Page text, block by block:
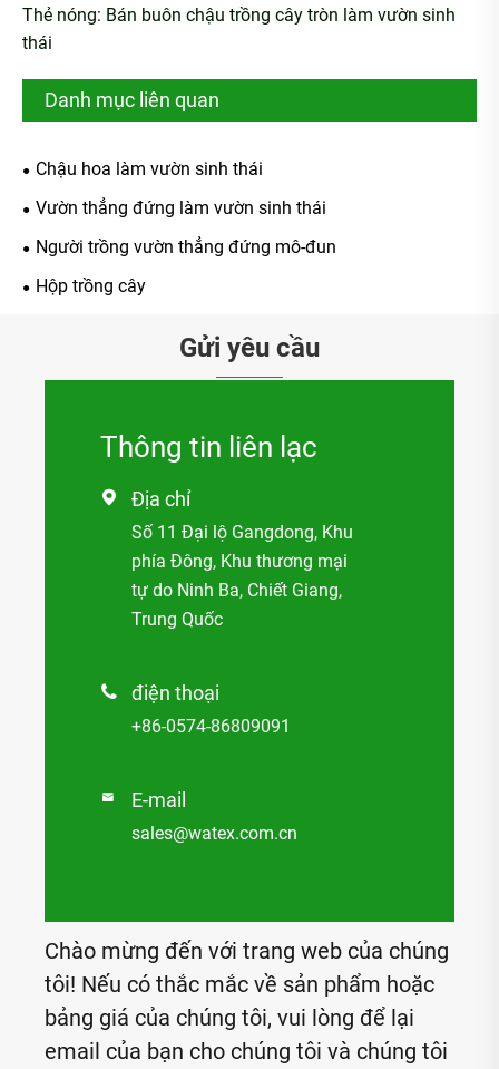
Thẻ nóng: Bán buôn chậu trồng cây tròn làm vườn sinh
thái
Danh mục liên quan
Chậu hoa làm vườn sinh thái
Vườn thẳng đứng làm vườn sinh thái
Người trồng vườn thẳng đứng mô-đun
Hộp trồng cây
Gửi yêu cầu
Thông tin liên lạc
 Địa chỉ
Số 11 Đại lộ Gangdong, Khu
phía Đông, Khu thương mại
tự do Ninh Ba, Chiết Giang,
Trung Quốc
 điện thoại
+86-0574-86809091
 E-mail
sales@watex.com.cn
Chào mừng đến với trang web của chúng
tôi! Nếu có thắc mắc về sản phẩm hoặc
bảng giá của chúng tôi, vui lòng để lại
email của bạn cho chúng tôi và chúng tôi